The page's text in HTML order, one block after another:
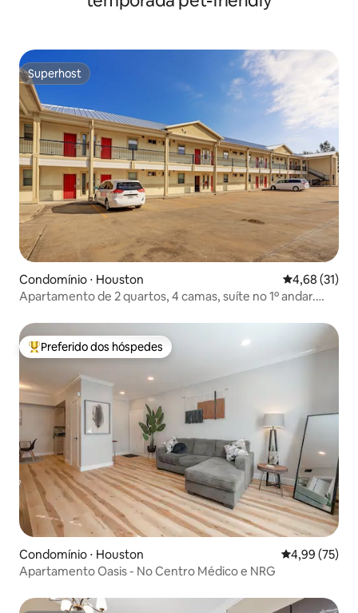
Superhost
Superhost
Condomínio ⋅ Houston 4,68 de uma
4,68 (31)
Apartamento de 2 quartos, 4 camas, suíte no 1º andar.
Entre os melhores preferidos dos hóspedes
Preferido dos hóspedes
Condomínio ⋅ Houston 4,99 de uma
4,99 (75)
Apartamento Oasis - No Centro Médico e NRG